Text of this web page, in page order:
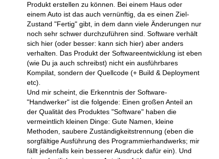
Produkt erstellen zu können. Bei einem Haus oder
einem Auto ist das auch vernünftig, da es einen Ziel-
Zustand "Fertig" gibt, in dem dann viele Änderungen nur
noch sehr schwer durchzuführen sind. Software verhält
sich hier (oder besser: kann sich hier) aber anders
verhalten. Das Produkt der Softwareentwicklung ist eben
(wie Du ja auch schreibst) nicht ein ausführbares
Kompilat, sondern der Quellcode (+ Build & Deployment
etc).
Und mir scheint, die Erkenntnis der Software-
"Handwerker" ist die folgende: Einen großen Anteil an
der Qualität des Produktes "Software" haben die
vermeintlich kleinen Dinge: Gute Namen, kleine
Methoden, saubere Zuständigkeitstrennung (eben die
sorgfältige Ausführung des Programmierhandwerks; mir
fällt jedenfalls kein besserer Ausdruck dafür ein). Und